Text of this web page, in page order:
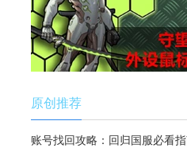
原创推荐
账号找回攻略：回归国服必看